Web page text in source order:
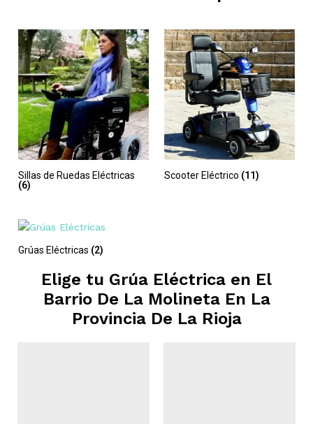
Sillas de Ruedas Eléctricas
(6)
Scooter Eléctrico (11)
Grúas Eléctricas (2)
Elige tu Grúa Eléctrica en El
Barrio De La Molineta En La
Provincia De La Rioja